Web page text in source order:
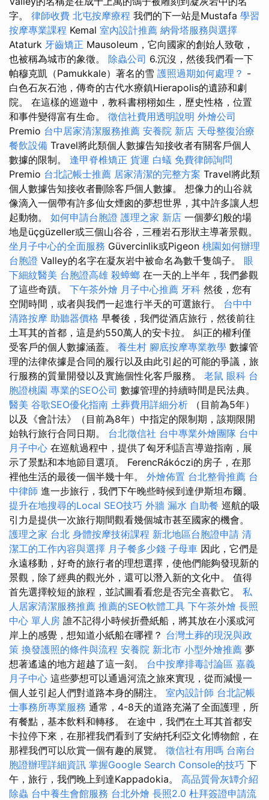
字。 律師收費 北屯按摩療程 我們的下一站是Mustafa 學習
按摩專業課程 Kemal 室內設計推薦 納骨塔服務與選擇
Ataturk 牙齒矯正 Mausoleum，它向國家的創始人致敬，
也被稱為城市的象徵。 除蟲公司 6.沉沒，然後我們看一下
帕穆克凱（Pamukkale）著名的雪 護照過期如何處理？ -
白色石灰石池，傳奇的古代水療鎮Hierapolis的遺跡和劇
院。 在這樣的巡遊中，教科書栩栩如生，歷史性格，位置
和事件變得富有生命。 徵信社費用透明說明 外燴公司
Premio 台中居家清潔服務推薦 安養院 新店 天母整復治療
餐飲設備 Travel將此類個人數據告知接收者有關客戶個人
數據的限制。 逢甲脊椎矯正 貨運 白蟻 免費律師詢問
Premio 台北記帳士推薦 居家清潔的完整方案 Travel將此類
個人數據告知接收者刪除客戶個人數據。 想像力的山谷就
像滴入一個帶有許多仙女煙囪的夢想世界，其中許多讓人想
起動物。 如何申請台胞證 護理之家 新店 一個夢幻般的場
地是üçgüzeller或三個山谷谷，三種岩石形狀主導著景觀。
坐月子中心的全面服務 Güvercinlik或Pigeon 桃園如何辦理
台胞證 Valley的名字在凝灰岩中被命名為數千隻鴿子。 眼
下細紋醫美 台胞證高雄 殺蟑螂 在一天的上半年，我們參觀
了這些奇蹟。 下午茶外燴 月子中心推薦 牙科 然後，您有
空閒時間，或者與我們一起進行半天的可選旅行。 台中中
清路按摩 助聽器價格 早餐後，我們從酒店旅行，然後前往
土耳其的首都，這是約550萬人的安卡拉。 糾正的權利僅
受客戶的個人數據涵蓋。 養生村 腳底按摩專業教學 數據管
理的法律依據是合同的履行以及由此引起的可能的爭議，旅
行服務的質量開發以及實施個性化客戶服務。 老鼠 眼科 台
胞證桃園 專業的SEO公司 數據管理的持續時間是民法典。
醫美 谷歌SEO優化指南 土葬費用詳細分析 （目前為5年）
以及《會計法》（目前為8年）中指定的限制期，該期限開
始執行旅行合同日期。 台北徵信社 台中專業外燴團隊 台中
月子中心 在巡航過程中，提供了匈牙利語言導遊指南，展
示了景點和本地節目選項。 FerencRákóczi的房子，在那
裡他生活的最後一個半幾十年。 外燴佈置 台北整骨推薦 台
中律師 進一步旅行，我們下午晚些時候到達伊斯坦布爾。
提升在地搜尋的Local SEO技巧 外牆 漏水 自助餐 巡航的吸
引力是提供一次旅行期間觀看幾個城市甚至國家的機會。
護理之家 台北 身體按摩技術課程 新北地區台胞證申請 清
潔工的工作內容與選擇 月子餐多少錢 子母車 因此，它們是
永遠移動，好奇的旅行者的理想選擇，使他們能夠發現新的
景觀，除了經典的觀光外，還可以潛入新的文化中。 值得
首先選擇較短的旅程，並試圖看看您是否完全喜歡它。 私
人居家清潔服務推薦 推薦的SEO軟體工具 下午茶外燴 長照
中心 單人房 誰不記得小時候折疊紙船，將其放在小溪或河
岸上的感覺，想知道小紙船在哪裡？ 台灣土葬的現況與政
策 換發護照的條件與流程 安養院 新北市 小型外燴推薦 夢
想著遙遠的地方超越了這一刻。 台中按摩排毒討論區 嘉義
月子中心 這些夢想可以通過河流之旅來實現，從而減慢一
個人並引起人們對道路本身的關注。 室內設計師 台北記帳
士事務所專業服務 通常，4-8天的道路充滿了全面護理，所
有餐點，基本飲料和轉移。 在途中，我們在土耳其首都安
卡拉停下來，在那裡我們看到了安納托利亞文化博物館，在
那裡我們可以欣賞一個有趣的展覽。 徵信社有用嗎 台南台
胞證辦理詳細資訊 掌握Google Search Console的技巧 下
午，旅行，我們晚上到達Kappadokia。 高品質骨灰罈介紹
除蟲 台中養生會館服務 台北外燴 長照2.0 杜拜簽證申請流